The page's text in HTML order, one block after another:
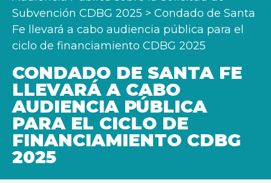
Subvención CDBG 2025 > Condado de Santa
Fe llevará a cabo audiencia pública para el
ciclo de financiamiento CDBG 2025
CONDADO DE SANTA FE
LLEVARÁ A CABO
AUDIENCIA PÚBLICA
PARA EL CICLO DE
FINANCIAMIENTO CDBG
2025